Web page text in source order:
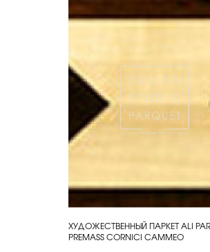
КУПИТЬ
ХУДОЖЕСТВЕННЫЙ ПАРКЕТ ALI
PREMASS CORNICI CAMMEO